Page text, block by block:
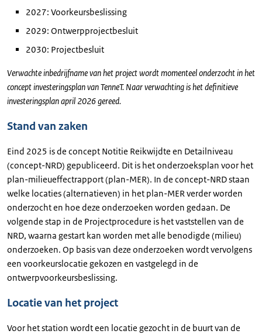
2027: Voorkeursbeslissing
2029: Ontwerpprojectbesluit
2030: Projectbesluit
Verwachte inbedrijfname van het project wordt momenteel onderzocht in het
concept investeringsplan van TenneT. Naar verwachting is het definitieve
investeringsplan april 2026 gereed.
Stand van zaken
Eind 2025 is de concept Notitie Reikwijdte en Detailniveau
(concept-NRD) gepubliceerd. Dit is het onderzoeksplan voor het
plan-milieueffectrapport (plan-MER). In de concept-NRD staan
welke locaties (alternatieven) in het plan-MER verder worden
onderzocht en hoe deze onderzoeken worden gedaan. De
volgende stap in de Projectprocedure is het vaststellen van de
NRD, waarna gestart kan worden met alle benodigde (milieu)
onderzoeken. Op basis van deze onderzoeken wordt vervolgens
een voorkeurslocatie gekozen en vastgelegd in de
ontwerpvoorkeursbeslissing.
Locatie van het project
Voor het station wordt een locatie gezocht in de buurt van de